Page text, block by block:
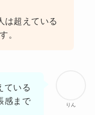
は超えている
。
りん
ている
感まで